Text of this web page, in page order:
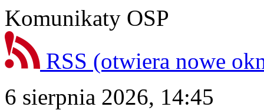
Komunikaty OSP
RSS (otwiera nowe
6 sierpnia 2026, 14:45